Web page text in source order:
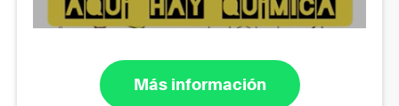
Más información